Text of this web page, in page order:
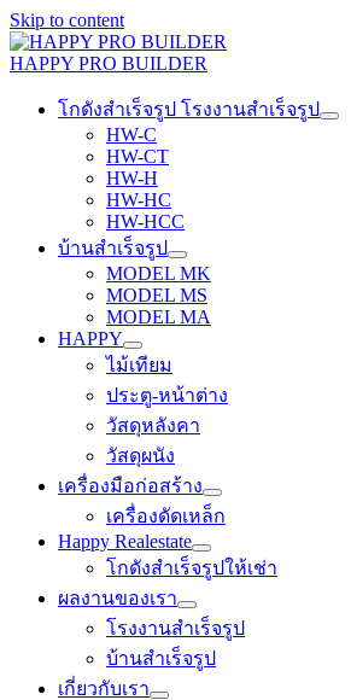
Skip to content
HAPPY PRO BUILDER
โกดังสำเร็จรูป โรงงานสำเร็จรูป
HW-C
HW-CT
HW-H
HW-HC
HW-HCC
บ้านสำเร็จรูป
MODEL MK
MODEL MS
MODEL MA
HAPPY
ไม้เทียม
ประตู-หน้าต่าง
วัสดุหลังคา
วัสดุผนัง
เครื่องมือก่อสร้าง
เครื่องดัดเหล็ก
Happy Realestate
โกดังสำเร็จรูปให้เช่า
ผลงานของเรา
โรงงานสำเร็จรูป
บ้านสำเร็จรูป
เกี่ยวกับเรา